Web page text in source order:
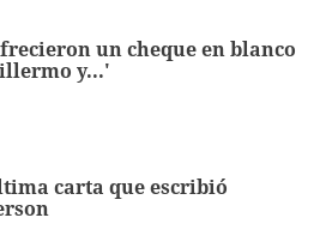
un cheque en blanco
y...'
carta que escribió